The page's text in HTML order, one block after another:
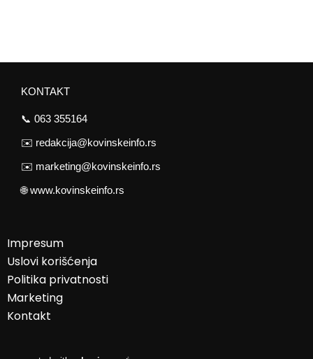
KONTAKT
📞 063 355164
✉️ redakcija@kovinskeinfo.rs
✉️ marketing@kovinskeinfo.rs
🌐www.kovinskeinfo.rs
Impresum
Uslovi korišćenja
Politika privatnosti
Marketing
Kontakt